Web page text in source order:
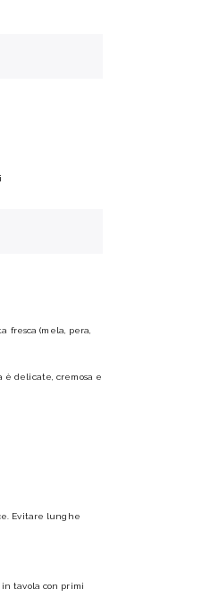
fresca (mela, pera,
è delicate, cremosa e
Evitare lunghe
tavola con primi